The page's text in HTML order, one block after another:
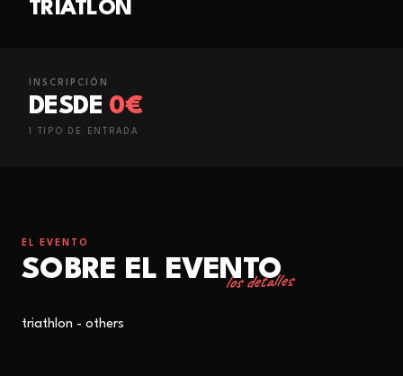
TRIATLÓN
INSCRIPCIÓN
DESDE 0€
1 TIPO DE ENTRADA
EL EVENTO
SOBRE EL EVENTO
los detalles
triathlon - others